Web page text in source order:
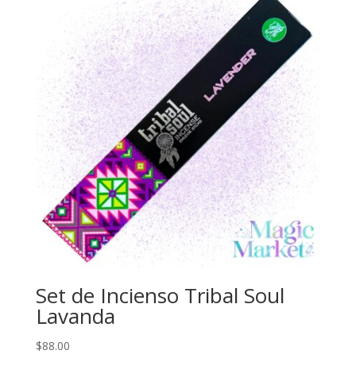
Set de Incienso Tribal Soul
Lavanda
$88.00